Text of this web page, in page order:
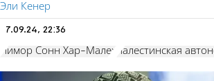
Эли Кенер
7.09.24, 22:36
Лимор Сонн Хар-Малех палестинская